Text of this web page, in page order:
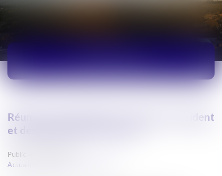
Réunion à Montpellier du Premier Président
et des Bâtonniers du ressort
Publié le :
Actualites barreau de Carcassonne